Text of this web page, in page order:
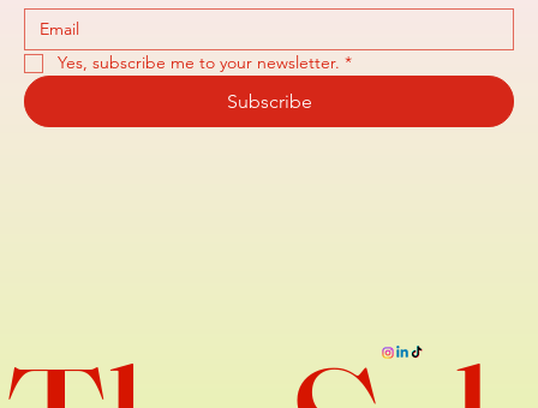
Yes, subscribe me to your newsletter. *
Subscribe